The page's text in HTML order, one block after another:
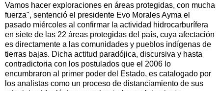
Vamos hacer exploraciones en áreas protegidas, con mucha
fuerza", sentenció el presidente Evo Morales Ayma el
pasado miércoles al confirmar la actividad hidrocarburífera
en siete de las 22 áreas protegidas del país, cuya afectación
es directamente a las comunidades y pueblos indígenas de
tierras bajas. Dicha actitud paradójica, discursiva y hasta
contradictoria con los postulados que el 2006 lo
encumbraron al primer poder del Estado, es catalogado por
los analistas como un proceso de distanciamiento de sus